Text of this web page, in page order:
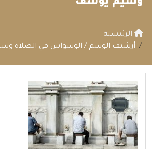
وسيم يوسف
الرئيسية
أرشيف الوسم / الوسواس في الصلاة